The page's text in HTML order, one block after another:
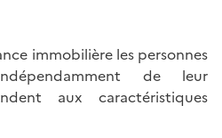
immobilière les personnes
de leur
aux caractéristiques